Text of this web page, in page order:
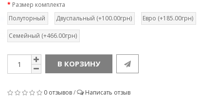
Размер комплекта
Полуторный
Двуспальный (+100.00грн) Евро (+185.00грн)
Семейный (+466.00грн)
В КОРЗИНУ
0 отзывов/ Написать отзыв